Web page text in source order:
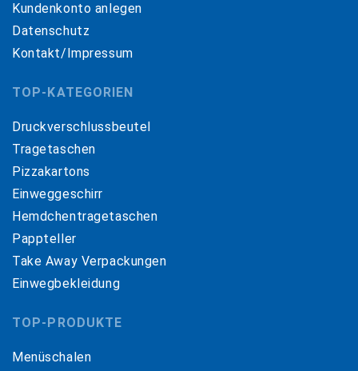
Kundenkonto anlegen
Datenschutz
Kontakt/Impressum
TOP-KATEGORIEN
Druckverschlussbeutel
Tragetaschen
Pizzakartons
Einweggeschirr
Hemdchentragetaschen
Pappteller
Take Away Verpackungen
Einwegbekleidung
TOP-PRODUKTE
Menüschalen